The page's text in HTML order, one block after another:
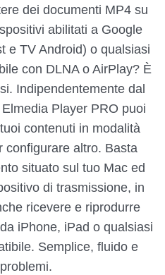
dei documenti MP4 su
abilitati a Google
e TV Android) o qualsiasi
con DLNA o AirPlay? È
Indipendentemente dal
Player PRO puoi
contenuti in modalità
configurare altro. Basta
situato sul tuo Mac ed
di trasmissione, in
ricevere e riprodurre
iPhone, iPad o qualsiasi
Semplice, fluido e